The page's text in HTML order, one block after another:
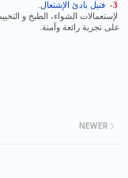
3-
فتيل بادئ الإشتعال
لإستعمالات الشواء، الطبخ و
على تجربة رائعة وآمنة.
NEWER